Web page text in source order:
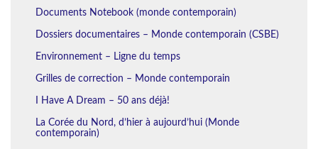
Documents Notebook (monde contemporain)
Dossiers documentaires – Monde contemporain (CSBE)
Environnement – Ligne du temps
Grilles de correction – Monde contemporain
I Have A Dream – 50 ans déjà!
La Corée du Nord, d’hier à aujourd’hui (Monde
contemporain)